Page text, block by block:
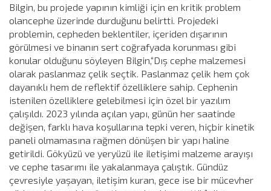
Bilgin, bu projede yapının kimliği için en kritik problem
olancephe üzerinde durduğunu belirtti. Projedeki
problemin, cepheden beklentiler, içeriden dışarının
görülmesi ve binanın sert coğrafyada korunması gibi
konular olduğunu söyleyen Bilgin,“Dış cephe malzemesi
olarak paslanmaz çelik seçtik. Paslanmaz çelik hem çok
dayanıklı hem de reflektif özelliklere sahip. Cephenin
istenilen özelliklere gelebilmesi için özel bir yazılım
çalışıldı. 2023 yılında açılan yapı, günün her saatinde
değişen, farklı hava koşullarına tepki veren, hiçbir kinetik
paneli olmamasına rağmen dönüşen bir yapı haline
getirildi. Gökyüzü ve yeryüzü ile iletişimi malzeme arayışı
ve cephe tasarımı ile yakalanmaya çalıştık. Gündüz
çevresiyle yaşayan, iletişim kuran, gece ise bir mücevher